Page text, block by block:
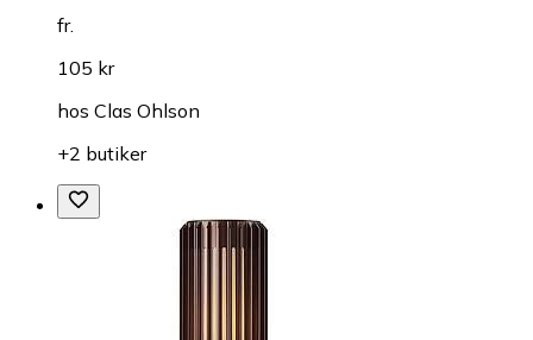
fr.
105 kr
hos Clas Ohlson
+2 butiker